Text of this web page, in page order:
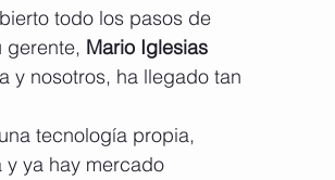
todo los pasos de
gerente, Mario Iglesias
y nosotros, ha llegado tan
tecnología propia,
y ya hay mercado